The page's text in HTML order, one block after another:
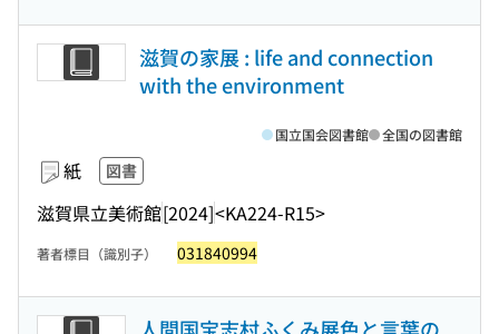
滋賀の家展 : life and connection
with the environment
紙 図書
滋賀県立美術館[2024]<KA224-R15>
国立国会図書館 全国の図書館
著者標目（識別子） 031840994